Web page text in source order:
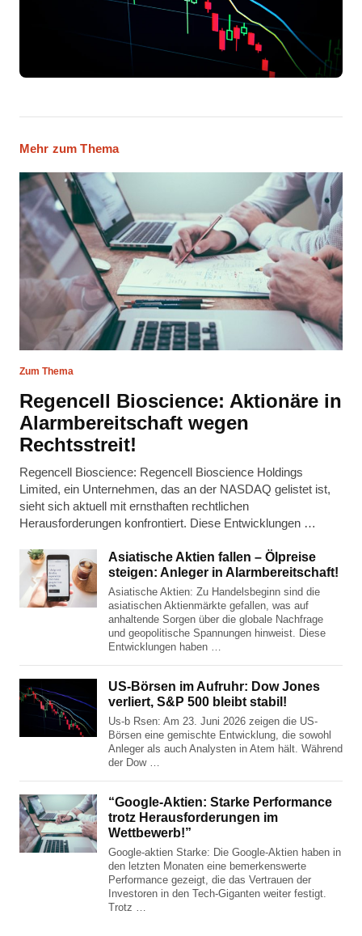
Mehr zum Thema
Zum Thema
Regencell Bioscience: Aktionäre in
Alarmbereitschaft wegen
Rechtsstreit!
Regencell Bioscience: Regencell Bioscience Holdings
Limited, ein Unternehmen, das an der NASDAQ gelistet ist,
sieht sich aktuell mit ernsthaften rechtlichen
Herausforderungen konfrontiert. Diese Entwicklungen …
Asiatische Aktien fallen – Ölpreise
steigen: Anleger in Alarmbereitschaft!
Asiatische Aktien: Zu Handelsbeginn sind die
asiatischen Aktienmärkte gefallen, was auf
anhaltende Sorgen über die globale Nachfrage
und geopolitische Spannungen hinweist. Diese
Entwicklungen haben …
US-Börsen im Aufruhr: Dow Jones
verliert, S&P 500 bleibt stabil!
Us-b Rsen: Am 23. Juni 2026 zeigen die US-
Börsen eine gemischte Entwicklung, die sowohl
Anleger als auch Analysten in Atem hält. Während
der Dow …
“Google-Aktien: Starke Performance
trotz Herausforderungen im
Wettbewerb!”
Google-aktien Starke: Die Google-Aktien haben in
den letzten Monaten eine bemerkenswerte
Performance gezeigt, die das Vertrauen der
Investoren in den Tech-Giganten weiter festigt.
Trotz …